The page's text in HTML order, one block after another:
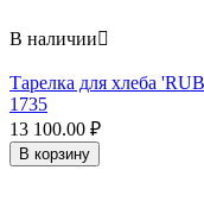
В наличии
Тарелка для хлеба
1735
13 100.00 ₽
В корзину